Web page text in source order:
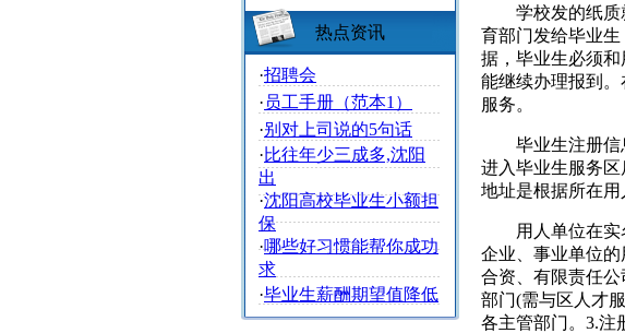
热点资讯
·招聘会
· 员工手册（范本1）
·别对上司说的5句话
·比往年少三成多,沈阳
出
·沈阳高校毕业生小额担
保
·哪些好习惯能帮你成功
求
·毕业生薪酬期望值降低
学校发的纸质就
育部门发给毕业
据，毕业生必须和
能继续办理报到
服务。
毕业生注册信息
进入毕业生服务
地址是根据所在用
用人单位在实名
企业、事业单位的
合资、有限责任
部门(需与区人才
各主管部门。3.注